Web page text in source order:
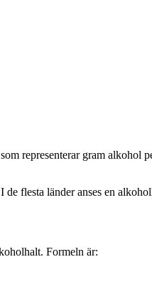
representerar gram
flesta länder anses en
Formeln är: